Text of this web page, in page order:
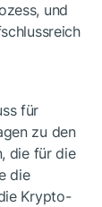
und
für
zu den
die für die
die
Krypto-